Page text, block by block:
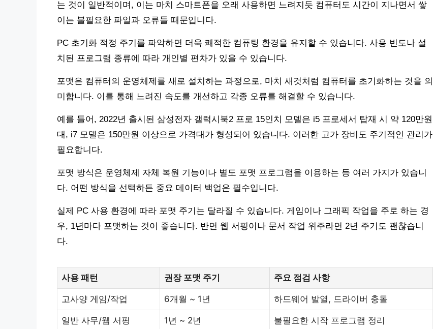
는 것이 일반적이며, 이는 마치 스마트폰을 오래 사용하면 느려지듯 컴퓨터도 시간이 지나면서 쌓
이는 불필요한 파일과 오류들 때문입니다.
PC 초기화 적정 주기를 파악하면 더욱 쾌적한 컴퓨팅 환경을 유지할 수 있습니다. 사용 빈도나 설
치된 프로그램 종류에 따라 개인별 편차가 있을 수 있습니다.
포맷은 컴퓨터의 운영체제를 새로 설치하는 과정으로, 마치 새것처럼 컴퓨터를 초기화하는 것을 의
미합니다. 이를 통해 느려진 속도를 개선하고 각종 오류를 해결할 수 있습니다.
예를 들어, 2022년 출시된 삼성전자 갤럭시북2 프로 15인치 모델은 i5 프로세서 탑재 시 약 120만원
대, i7 모델은 150만원 이상으로 가격대가 형성되어 있습니다. 이러한 고가 장비도 주기적인 관리가
필요합니다.
포맷 방식은 운영체제 자체 복원 기능이나 별도 포맷 프로그램을 이용하는 등 여러 가지가 있습니
다. 어떤 방식을 선택하든 중요 데이터 백업은 필수입니다.
실제 PC 사용 환경에 따라 포맷 주기는 달라질 수 있습니다. 게임이나 그래픽 작업을 주로 하는 경
우, 1년마다 포맷하는 것이 좋습니다. 반면 웹 서핑이나 문서 작업 위주라면 2년 주기도 괜찮습니
다.
사용 패턴 권장 포맷 주기 주요 점검 사항
고사양 게임/작업 6개월 ~ 1년 하드웨어 발열, 드라이버 충돌
일반 사무/웹 서핑 1년 ~ 2년 불필요한 시작 프로그램 정리